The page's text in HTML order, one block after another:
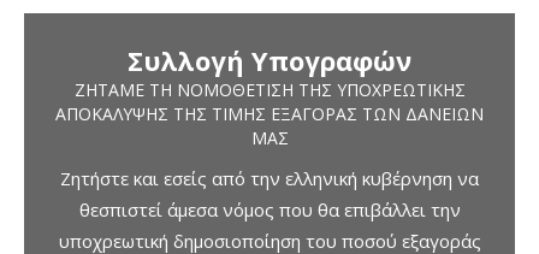
Συλλογή Υπογραφών
ΖΗΤΆΜΕ ΤΗ ΝΟΜΟΘΈΤΙΣΗ ΤΗΣ ΥΠΟΧΡΕΩΤΙΚΉΣ
ΑΠΟΚΆΛΥΨΗΣ ΤΗΣ ΤΙΜΉΣ ΕΞΑΓΟΡΆΣ ΤΩΝ ΔΑΝΕΊΩΝ
ΜΑΣ
Ζητήστε και εσείς από την ελληνική κυβέρνηση να
θεσπιστεί άμεσα νόμος που θα επιβάλλει την
υποχρεωτική δημοσιοποίηση του ποσού εξαγοράς